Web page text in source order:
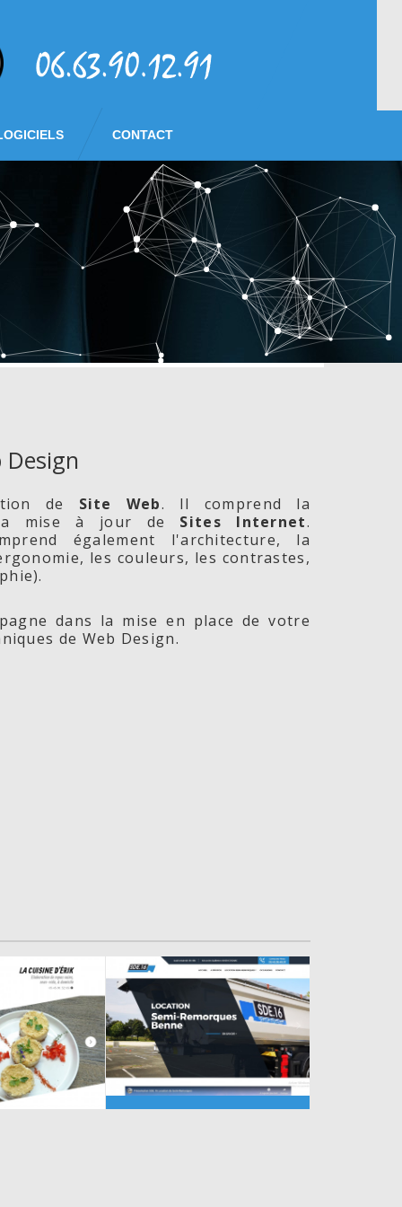
CONTACT
Design
de Site Web. Il comprend la
mise à jour de Sites Internet.
également l'architecture, la
les couleurs, les contrastes,
dans la mise en place de votre
de Web Design.